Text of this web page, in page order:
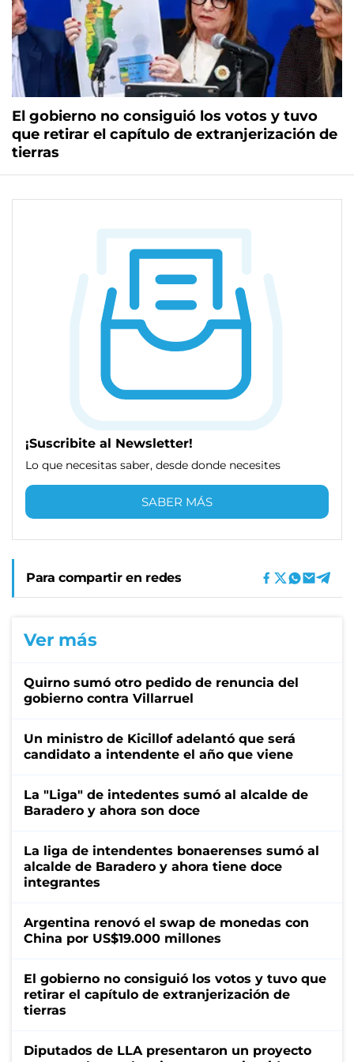
El gobierno no consiguió los votos y tuvo
que retirar el capítulo de extranjerización de
tierras
¡Suscribite al Newsletter!
Lo que necesitas saber, desde donde necesites
SABER MÁS
Para compartir en redes
Ver más
Quirno sumó otro pedido de renuncia del
gobierno contra Villarruel
Un ministro de Kicillof adelantó que será
candidato a intendente el año que viene
La "Liga" de intedentes sumó al alcalde de
Baradero y ahora son doce
La liga de intendentes bonaerenses sumó al
alcalde de Baradero y ahora tiene doce
integrantes
Argentina renovó el swap de monedas con
China por US$19.000 millones
El gobierno no consiguió los votos y tuvo que
retirar el capítulo de extranjerización de
tierras
Diputados de LLA presentaron un proyecto